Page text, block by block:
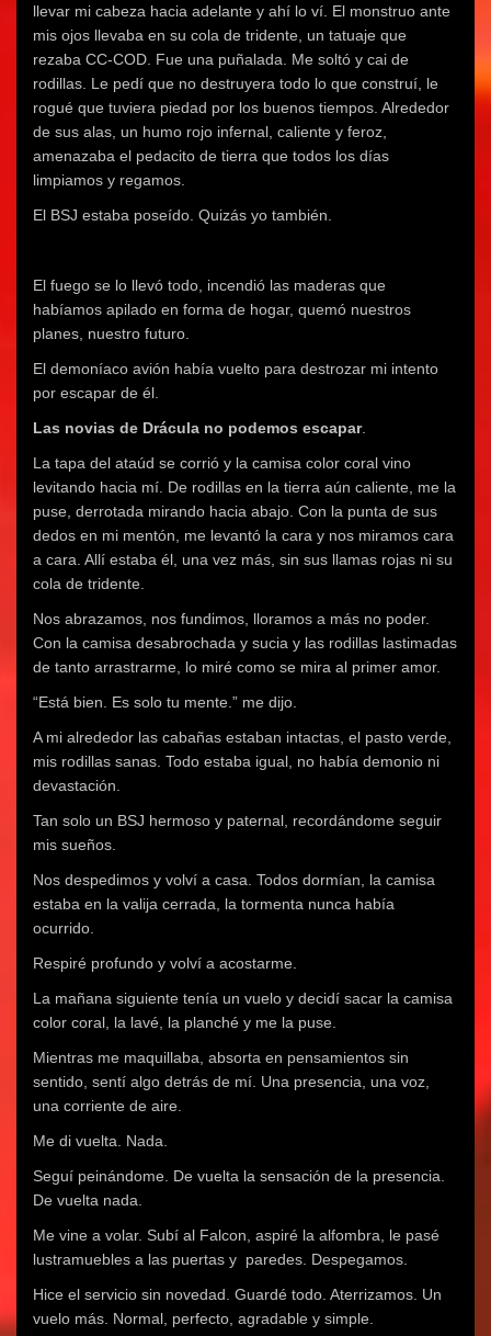
llevar mi cabeza hacia adelante y ahí lo ví. El monstruo ante
mis ojos llevaba en su cola de tridente, un tatuaje que
rezaba CC-COD. Fue una puñalada. Me soltó y cai de
rodillas. Le pedí que no destruyera todo lo que construí, le
rogué que tuviera piedad por los buenos tiempos. Alrededor
de sus alas, un humo rojo infernal, caliente y feroz,
amenazaba el pedacito de tierra que todos los días
limpiamos y regamos.
El BSJ estaba poseído. Quizás yo también.
El fuego se lo llevó todo, incendió las maderas que
habíamos apilado en forma de hogar, quemó nuestros
planes, nuestro futuro.
El demoníaco avión había vuelto para destrozar mi intento
por escapar de él.
Las novias de Drácula no podemos escapar.
La tapa del ataúd se corrió y la camisa color coral vino
levitando hacia mí. De rodillas en la tierra aún caliente, me la
puse, derrotada mirando hacia abajo. Con la punta de sus
dedos en mi mentón, me levantó la cara y nos miramos cara
a cara. Allí estaba él, una vez más, sin sus llamas rojas ni su
cola de tridente.
Nos abrazamos, nos fundimos, lloramos a más no poder.
Con la camisa desabrochada y sucia y las rodillas lastimadas
de tanto arrastrarme, lo miré como se mira al primer amor.
“Está bien. Es solo tu mente.” me dijo.
A mi alrededor las cabañas estaban intactas, el pasto verde,
mis rodillas sanas. Todo estaba igual, no había demonio ni
devastación.
Tan solo un BSJ hermoso y paternal, recordándome seguir
mis sueños.
Nos despedimos y volví a casa. Todos dormían, la camisa
estaba en la valija cerrada, la tormenta nunca había
ocurrido.
Respiré profundo y volví a acostarme.
La mañana siguiente tenía un vuelo y decidí sacar la camisa
color coral, la lavé, la planché y me la puse.
Mientras me maquillaba, absorta en pensamientos sin
sentido, sentí algo detrás de mí. Una presencia, una voz,
una corriente de aire.
Me di vuelta. Nada.
Seguí peinándome. De vuelta la sensación de la presencia.
De vuelta nada.
Me vine a volar. Subí al Falcon, aspiré la alfombra, le pasé
lustramuebles a las puertas y paredes. Despegamos.
Hice el servicio sin novedad. Guardé todo. Aterrizamos. Un
vuelo más. Normal, perfecto, agradable y simple.